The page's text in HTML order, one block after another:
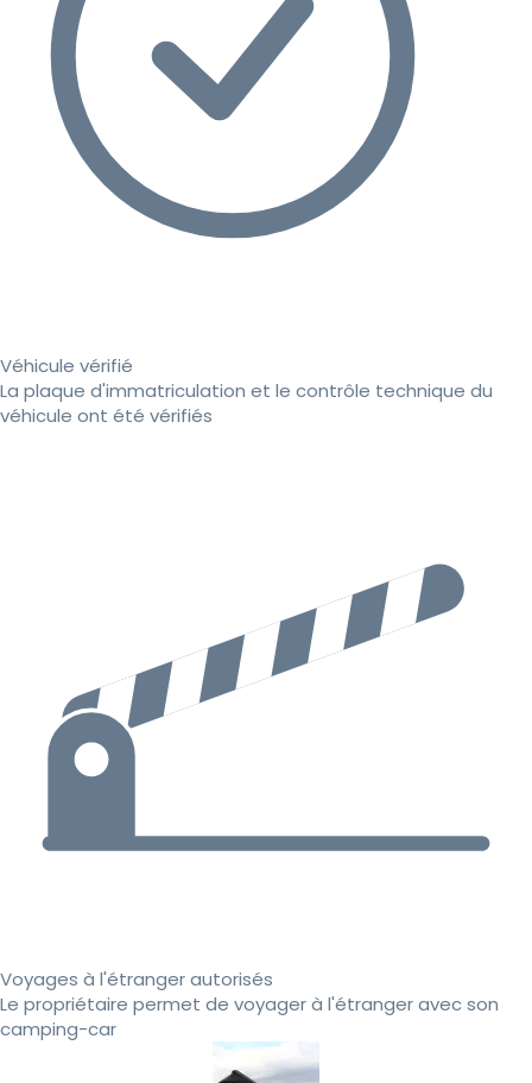
Véhicule vérifié
La plaque d'immatriculation et le contrôle technique du
véhicule ont été vérifiés
Voyages à l'étranger autorisés
Le propriétaire permet de voyager à l'étranger avec son
camping-car